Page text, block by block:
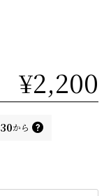
¥2,200
から